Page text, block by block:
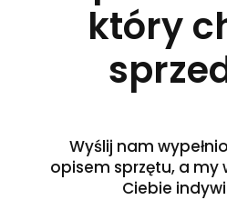
który
Wyślij nam
opisem sprzętu, a
Ciebie